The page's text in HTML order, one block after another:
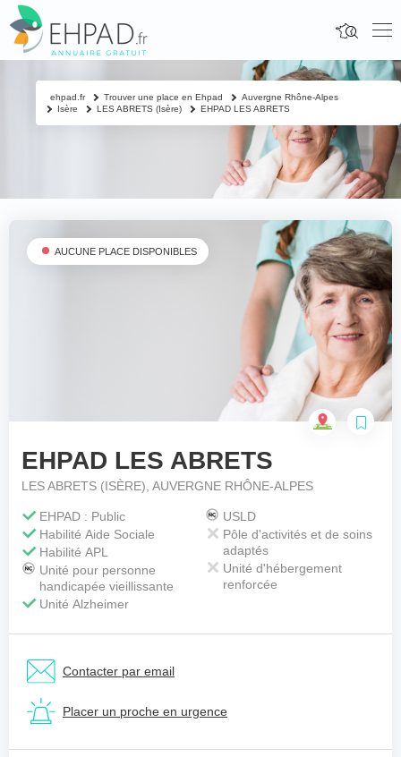
Fermer
Contacter un proche
Nom & prénom du résident à contacter *
Votre téléphone*
Votre message
AUCUNE PLACE DISPONIBLES
EHPAD LES ABRETS
LES ABRETS (ISÈRE), AUVERGNE RHÔNE-ALPES
EHPAD : Public
Habilité Aide Sociale
Habilité APL
Unité pour personne
handicapée vieillissante
Unité Alzheimer
USLD
Pôle d'activités et de soins
adaptés
Unité d'hébergement
renforcée
Contacter par email
Placer un proche en urgence
ehpad.fr Trouver une place en Ehpad
Auvergne Rhône-Alpes
Isère
LES ABRETS (Isère) EHPAD LES ABRETS